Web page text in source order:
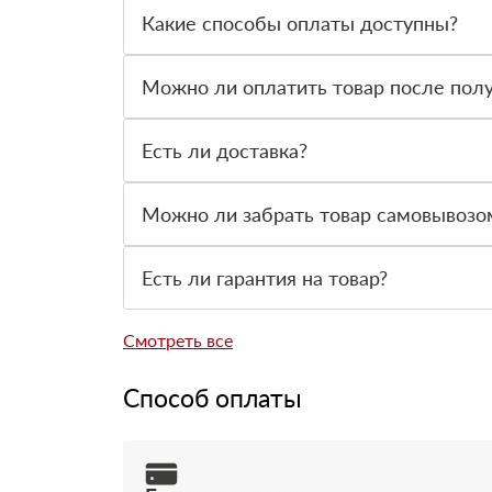
Какие способы оплаты доступны?
оформлении заявки.
Можно ли оплатить товар после
Есть ли доставка?
Можно ли забрать товар
Есть ли гарантия на товар?
Смотреть все
Способ оплаты